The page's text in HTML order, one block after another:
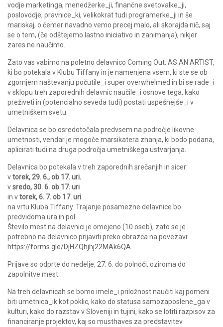
vodje marketinga, menedžerke_ji, finančne svetovalke_ji,
poslovodje, pravnice_ki, velikokrat tudi programerke_ji in še
mariskaj, o čemer navadno vemo precej malo, ali skorajda nič, saj
se o tem, (če odštejemo lastno iniciativo in zanimanja), nikjer
zares ne naučimo.
Zato vas vabimo na poletno delavnico Coming Out: AS AN ARTIST,
ki bo potekala v Klubu Tiffany in je namenjena vsem, ki ste se ob
zgornjem naštevanju počutile_i super overwhelmed in bi se rade_i
v sklopu treh zaporednih delavnic naučile_i osnove tega, kako
preživeti in (potencialno seveda tudi) postati uspešnejše_i v
umetniškem svetu.
Delavnica se bo osredotočala predvsem na področje likovne
umetnosti, vendar je mogoče marsikatera znanja, ki bodo podana,
aplicirati tudi na druga področja umetniškega ustvarjanja.
Delavnica bo potekala v treh zaporednih srečanjih in sicer:
vtorek, 29. 6., ob 17. uri.
vsredo, 30. 6. ob 17. uri
in vtorek, 6. 7. ob 17. uri
na vrtu Kluba Tiffany. Trajanje posamezne delavnice bo
predvidoma ura in pol.
Število mest na delavnici je omejeno (10 oseb), zato se je
potrebno na delavnico prijaviti preko obrazca na povezavi:
https://forms.gle/DjHZQhjhj22MAk6QA
Prijave so odprte do nedelje, 27. 6. do polnoči, oziroma do
zapolnitve mest.
Na treh delavnicah se bomo imele_i priložnost naučiti kaj pomeni
biti umetnica_ik kot poklic, kako do statusa samozaposlene_ga v
kulturi, kako do razstav v Sloveniji in tujini, kako se lotiti razpisov za
financiranje projektov, kaj so musthaves za predstavitev